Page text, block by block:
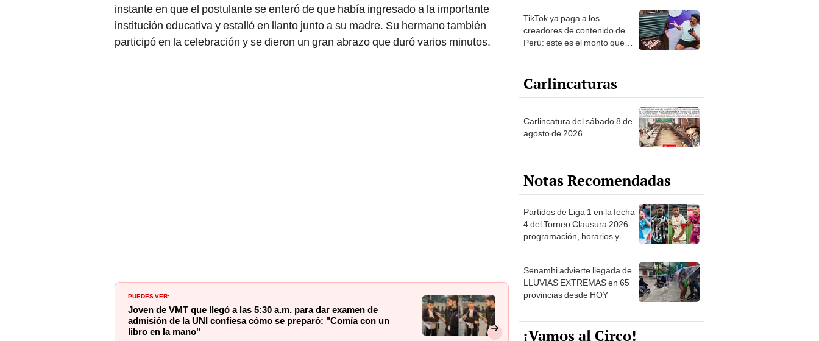
instante en que el postulante se enteró de que había ingresado a la importante
institución educativa y estalló en llanto junto a su madre. Su hermano también
participó en la celebración y se dieron un gran abrazo que duró varios minutos.
PUEDES VER:
Joven de VMT que llegó a las 5:30 a.m. para dar examen de
admisión de la UNI confiesa cómo se preparó: "Comía con un
libro en la mano"
TikTok ya paga a los
creadores de contenido de
Perú: este es el monto que
1.000 vistas
Carlincaturas
Carlincatura del sábado 8 de
agosto de 2026
Notas Recomendadas
Partidos de Liga 1 en la fecha
4 del Torneo Clausura 2026:
programación, horarios y
Senamhi advierte llegada de
LLUVIAS EXTREMAS en 65
provincias desde HOY
¡Vamos al Circo!